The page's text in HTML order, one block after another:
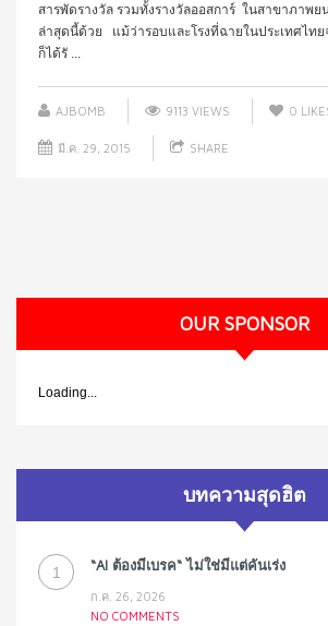
สารพัดรางวัล รวมทั้งรางวัลออสการ์ ในสาขาภาพย
ล่าสุดนี้ด้วย แม้ว่ารอบและโรงที่ฉายในประเทศไท
ก็ได้รั ...
AJBOMB 9113 VIEWS 0
มี.ค. 29, 2015 SHARE
OUR SPONSOR
Loading...
บทความสุดฮิต
1 “AI ต้องมีเบรค“ ไม่ใช่มีแต่คันเร่ง
ก.ค. 26, 2026
NO COMMENTS